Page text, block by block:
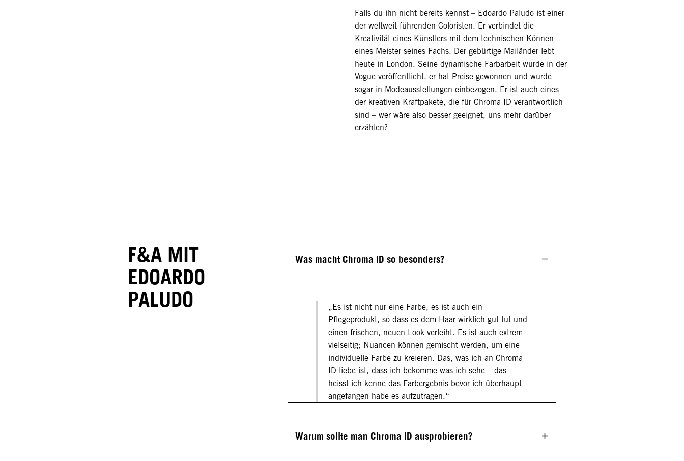
Falls du ihn nicht bereits kennst – Edoardo Paludo ist einer
der weltweit führenden Coloristen. Er verbindet die
Kreativität eines Künstlers mit dem technischen Können
eines Meister seines Fachs. Der gebürtige Mailänder lebt
heute in London. Seine dynamische Farbarbeit wurde in der
Vogue veröffentlicht, er hat Preise gewonnen und wurde
sogar in Modeausstellungen einbezogen. Er ist auch eines
der kreativen Kraftpakete, die für Chroma ID verantwortlich
sind – wer wäre also besser geeignet, uns mehr darüber
erzählen?
F&A MIT
EDOARDO
PALUDO
Was macht Chroma ID so besonders?
„Es ist nicht nur eine Farbe, es ist auch ein
Pflegeprodukt, so dass es dem Haar wirklich gut tut und
einen frischen, neuen Look verleiht. Es ist auch extrem
vielseitig; Nuancen können gemischt werden, um eine
individuelle Farbe zu kreieren. Das, was ich an Chroma
ID liebe ist, dass ich bekomme was ich sehe – das
heisst ich kenne das Farbergebnis bevor ich überhaupt
angefangen habe es aufzutragen.“
Warum sollte man Chroma ID ausprobieren?